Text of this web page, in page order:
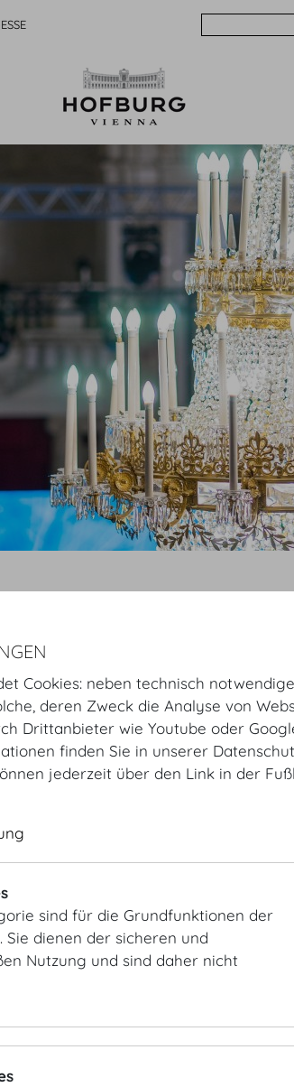
starten
Cookies: neben technisch
deren Zweck die Analyse von
Drittanbieter wie Youtube oder
finden Sie in unserer
jederzeit über den Link in der
sind für die Grundfunktionen der
dienen der sicheren und
Nutzung und sind daher nicht